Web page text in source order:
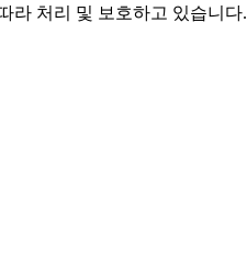
라 처리 및 보호하고 있습니다.